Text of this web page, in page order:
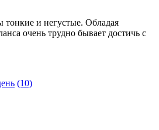
тонкие и негустые. Обладая
очень трудно бывает достичь с
(10)